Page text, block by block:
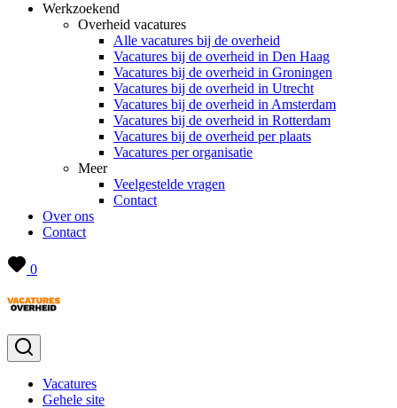
Werkzoekend
Overheid vacatures
Alle vacatures bij de overheid
Vacatures bij de overheid in Den Haag
Vacatures bij de overheid in Groningen
Vacatures bij de overheid in Utrecht
Vacatures bij de overheid in Amsterdam
Vacatures bij de overheid in Rotterdam
Vacatures bij de overheid per plaats
Vacatures per organisatie
Meer
Veelgestelde vragen
Contact
Over ons
Contact
0
Vacatures
Gehele site